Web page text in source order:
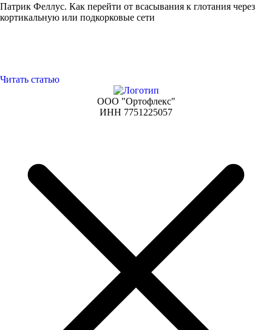
Патрик Феллус. Как перейти от всасывания к глотания через
кортикальную или подкорковые сети
Читать статью
ООО "Ортофлекс"
ИНН 7751225057